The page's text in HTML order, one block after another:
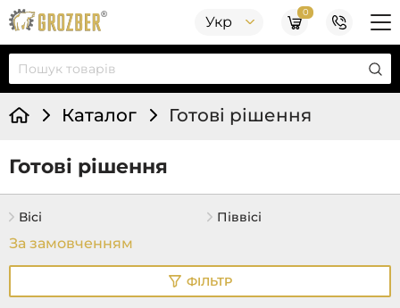
Укр
0
Каталог Готові рішення
Готові рішення
Вісі Піввісі
ФІЛЬТР